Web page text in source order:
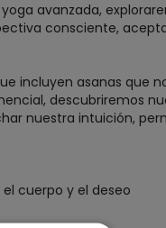
avanzada,
consciente,
incluyen asanas que
descubriremos
nuestra intuición,
cuerpo y el deseo